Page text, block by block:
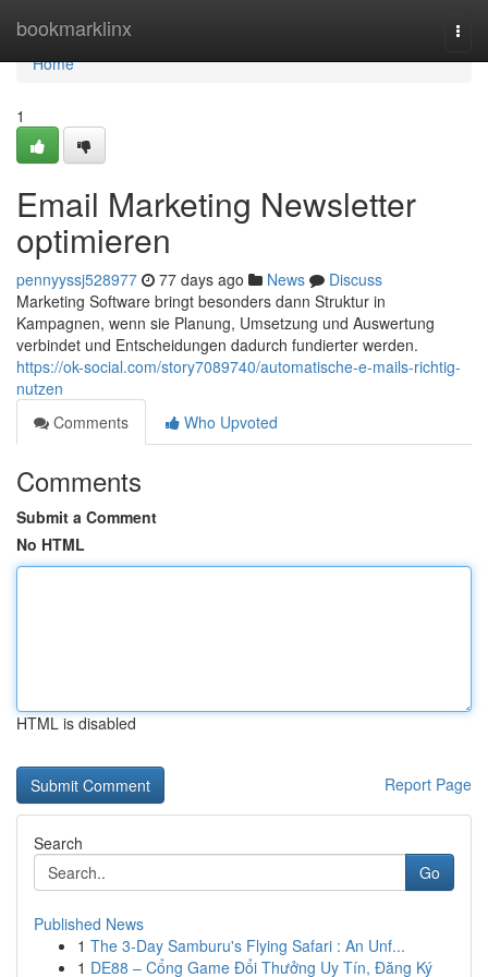
bookmarklinx
Home
Home
1
Email Marketing Newsletter
optimieren
pennyyssj528977 77 days ago News
Discuss
Marketing Software bringt besonders dann Struktur in
Kampagnen, wenn sie Planung, Umsetzung und Auswertung
verbindet und Entscheidungen dadurch fundierter werden.
https://ok-social.com/story7089740/automatische-e-mails-richtig-
nutzen
Comments
Who Upvoted
Comments
Submit a Comment
No HTML
HTML is disabled
Report Page
Search
Go
Published News
1 The 3-Day Samburu's Flying Safari : An Unf...
1 DE88 – Cổng Game Đổi Thưởng Uy Tín, Đăng Ký